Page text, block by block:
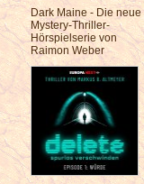
Dark Maine - Die neue
Mystery-Thriller-
Hörspielserie von
Raimon Weber